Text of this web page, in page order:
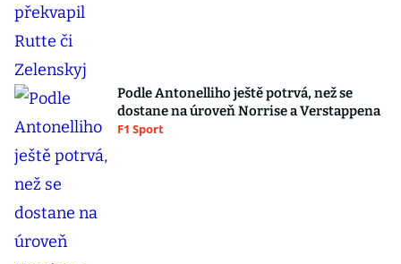
Podle Antonelliho ještě potrvá, než se
dostane na úroveň Norrise a Verstappena
F1 Sport